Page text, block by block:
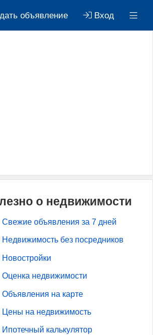
объявление Вход
о недвижимости
Свежие объявления за 7 дней
Недвижимость без посредников
Новостройки
Оценка недвижимости
Объявления на карте
Цены на недвижимость
Ипотечный калькулятор